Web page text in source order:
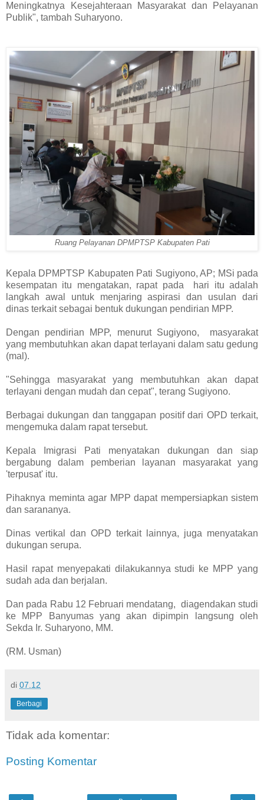
Meningkatnya Kesejahteraan Masyarakat dan Pelayanan
Publik", tambah Suharyono.
Ruang Pelayanan DPMPTSP Kabupaten Pati
Kepala DPMPTSP Kabupaten Pati Sugiyono, AP; MSi pada
kesempatan itu mengatakan, rapat pada hari itu adalah
langkah awal untuk menjaring aspirasi dan usulan dari
dinas terkait sebagai bentuk dukungan pendirian MPP.
Dengan pendirian MPP, menurut Sugiyono, masyarakat
yang membutuhkan akan dapat terlayani dalam satu gedung
(mal).
"Sehingga masyarakat yang membutuhkan akan dapat
terlayani dengan mudah dan cepat", terang Sugiyono.
Berbagai dukungan dan tanggapan positif dari OPD terkait,
mengemuka dalam rapat tersebut.
Kepala Imigrasi Pati menyatakan dukungan dan siap
bergabung dalam pemberian layanan masyarakat yang
'terpusat' itu.
Pihaknya meminta agar MPP dapat mempersiapkan sistem
dan sarananya.
Dinas vertikal dan OPD terkait lainnya, juga menyatakan
dukungan serupa.
Hasil rapat menyepakati dilakukannya studi ke MPP yang
sudah ada dan berjalan.
Dan pada Rabu 12 Februari mendatang, diagendakan studi
ke MPP Banyumas yang akan dipimpin langsung oleh
Sekda Ir. Suharyono, MM.
(RM. Usman)
di 07.12
Berbagi
Tidak ada komentar:
Posting Komentar